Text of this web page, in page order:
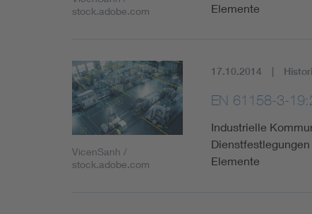
stock.adobe.com
Elemente
VicenSanh /
stock.adobe.com
17.10.2014
EN 61158-3-
Industrielle
Elemente